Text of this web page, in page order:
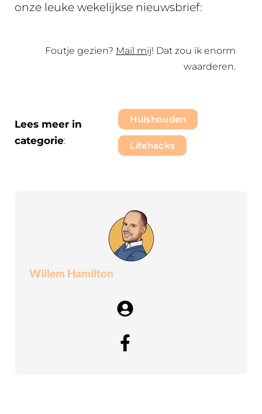
onze leuke wekelijkse nieuwsbrief:
Foutje gezien? Mail mij! Dat zou ik enorm
waarderen.
Lees meer in
categorie:
Huishouden
Lifehacks
Willem Hamilton